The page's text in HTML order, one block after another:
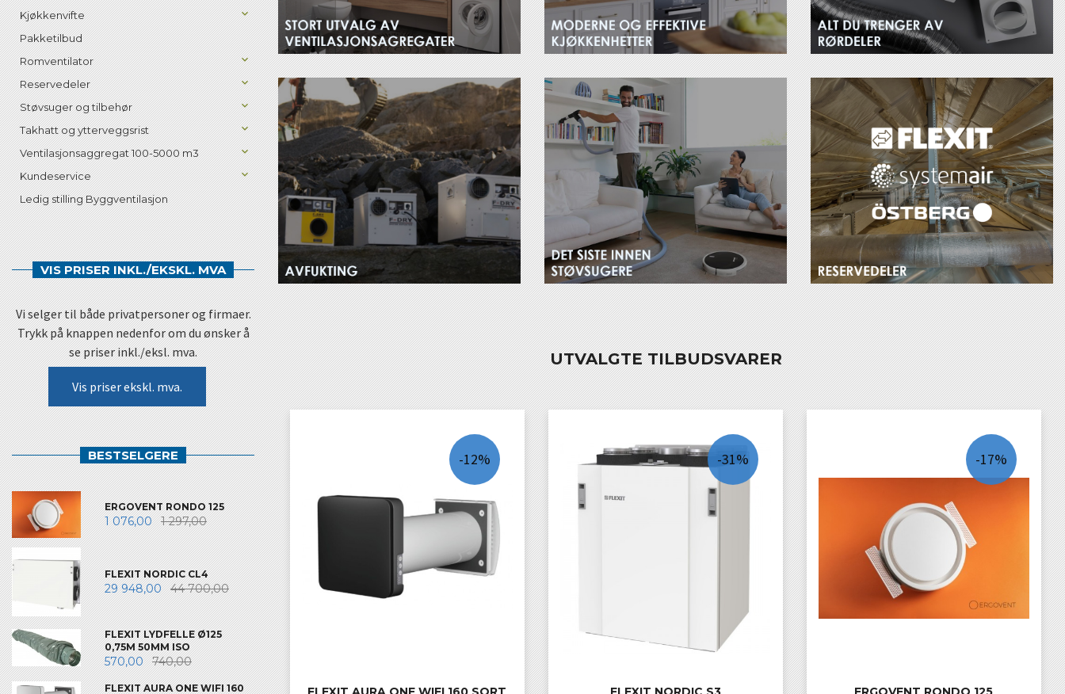
Kjøkkenvifte
Pakketilbud
Romventilator
Reservedeler
Støvsuger og tilbehør
Takhatt og ytterveggsrist
Ventilasjonsaggregat 100-5000 m3
Kundeservice
Ledig stilling Byggventilasjon
VIS PRISER INKL./EKSKL. MVA
Vi selger til både privatpersoner og firmaer.
Trykk på knappen nedenfor om du ønsker å
se priser inkl./eksl. mva.
Vis priser ekskl. mva.
BESTSELGERE
ERGOVENT RONDO 125
1 076,00 1 297,00
FLEXIT NORDIC CL4
29 948,00 44 700,00
FLEXIT LYDFELLE Ø125
0,75M 50MM ISO
570,00 740,00
FLEXIT AURA ONE WIFI 160
UTVALGTE TILBUDSVARER
-12% -31% -17%